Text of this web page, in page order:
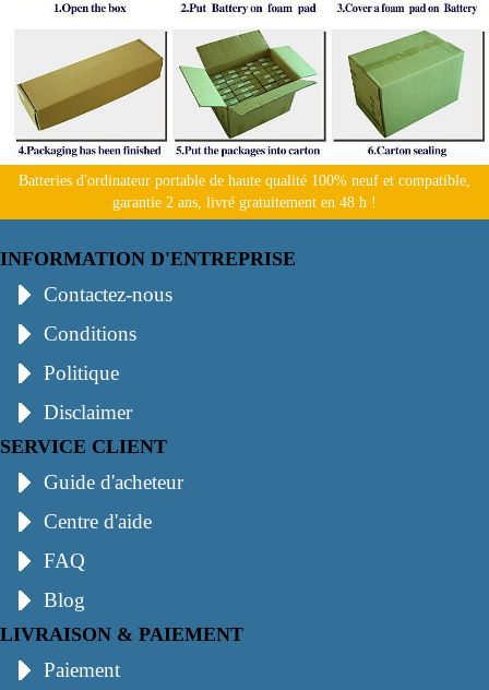
Batteries d'ordinateur portable de haute qualité 100% neuf et compatible,
garantie 2 ans, livré gratuitement en 48 h !
INFORMATION D'ENTREPRISE
Contactez-nous
Conditions
Politique
Disclaimer
SERVICE CLIENT
Guide d'acheteur
Centre d'aide
FAQ
Blog
LIVRAISON & PAIEMENT
Paiement